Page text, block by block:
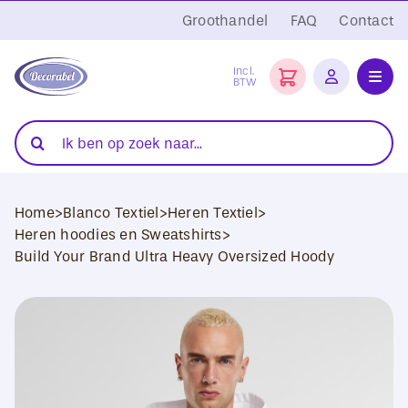
naar
inhoud
Groothandel FAQ Contact
Incl.
BTW
Folies
Transferpersen
Sublimatie
Zoeken
naar:
Home>Blanco Textiel>Heren Textiel>
Heren hoodies en Sweatshirts>
Build Your Brand Ultra Heavy Oversized Hoody